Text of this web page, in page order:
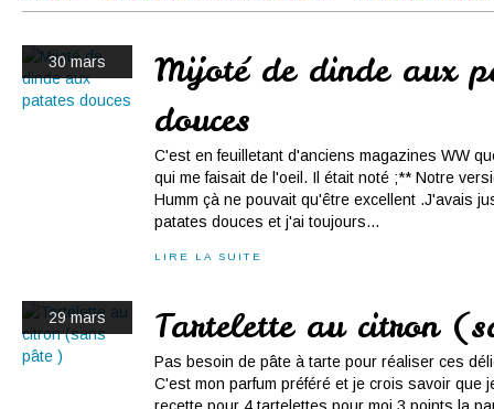
30 mars
Mijoté de dinde aux
douces
C'est en feuilletant d'anciens magazines WW
qui me faisait de l'oeil. Il était noté ;** Notre
Humm çà ne pouvait qu'être excellent .J'avais
patates douces et j'ai toujours...
LIRE LA SUITE
29 mars Tartelette au citron
Pas besoin de pâte à tarte pour réaliser ces
C'est mon parfum préféré et je crois savoir que